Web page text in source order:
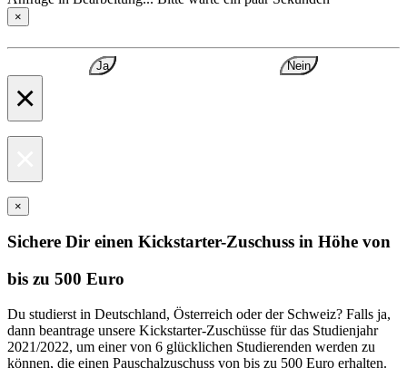
×
Ja Nein
×
×
Sichere Dir einen Kickstarter-Zuschuss in Höhe von
bis zu 500 Euro
Du studierst in Deutschland, Österreich oder der Schweiz? Falls ja,
dann beantrage unsere Kickstarter-Zuschüsse für das Studienjahr
2021/2022, um einer von 6 glücklichen Studierenden werden zu
können, die einen Pauschalzuschuss von bis zu 500 Euro erhalten.